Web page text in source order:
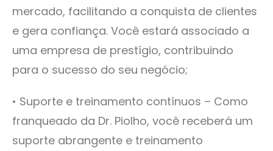
mercado, facilitando a conquista de clientes
e gera confiança. Você estará associado a
uma empresa de prestígio, contribuindo
para o sucesso do seu negócio;
• Suporte e treinamento contínuos – Como
franqueado da Dr. Piolho, você receberá um
suporte abrangente e treinamento